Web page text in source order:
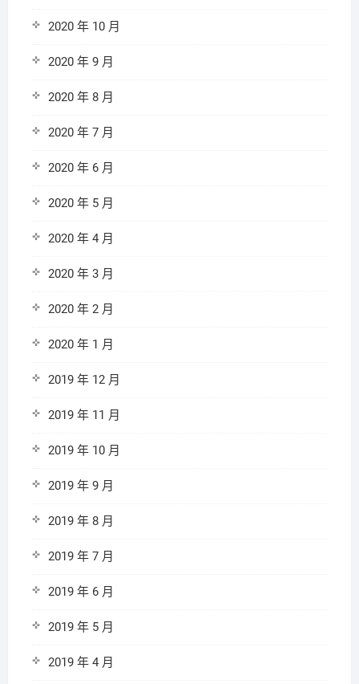
2020 年 10 月
2020 年 9 月
2020 年 8 月
2020 年 7 月
2020 年 6 月
2020 年 5 月
2020 年 4 月
2020 年 3 月
2020 年 2 月
2020 年 1 月
2019 年 12 月
2019 年 11 月
2019 年 10 月
2019 年 9 月
2019 年 8 月
2019 年 7 月
2019 年 6 月
2019 年 5 月
2019 年 4 月